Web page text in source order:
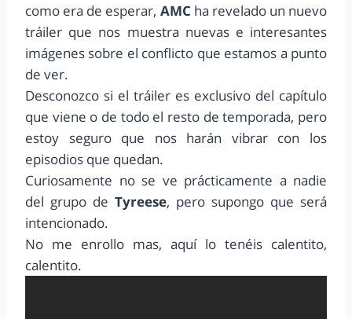
como era de esperar, AMC ha revelado un nuevo
tráiler que nos muestra nuevas e interesantes
imágenes sobre el conflicto que estamos a punto
de ver.
Desconozco si el tráiler es exclusivo del capítulo
que viene o de todo el resto de temporada, pero
estoy seguro que nos harán vibrar con los
episodios que quedan.
Curiosamente no se ve prácticamente a nadie
del grupo de Tyreese, pero supongo que será
intencionado.
No me enrollo mas, aquí lo tenéis calentito,
calentito.